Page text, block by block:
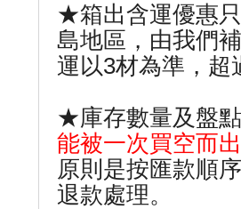
★箱出含運優惠
島地區，由我們
運以3材為準，超
★庫存數量及盤
能被一次買空而
原則是按匯款順
退款處理。